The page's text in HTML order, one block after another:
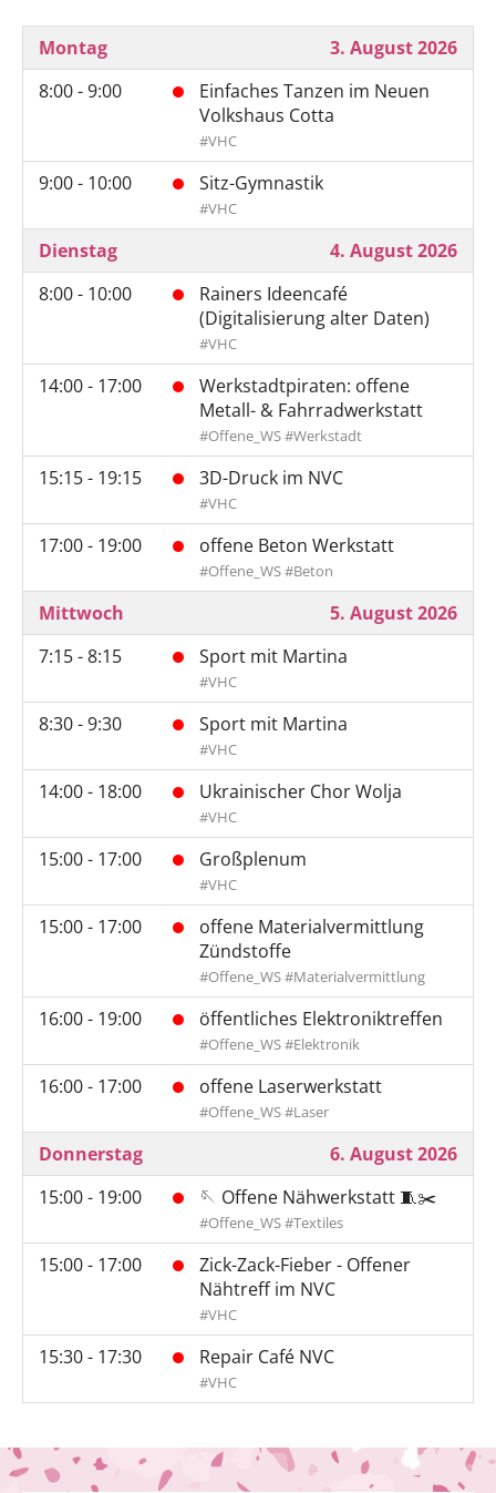
Montag
3. August 2026
8:00 - 9:00
Einfaches Tanzen im Neuen
Volkshaus Cotta
#VHC
9:00 - 10:00 Sitz-Gymnastik
#VHC
Dienstag
4. August 2026
8:00 - 10:00
Rainers Ideencafé
(Digitalisierung alter Daten)
#VHC
14:00 - 17:00
Werkstadtpiraten: offene
Metall- & Fahrradwerkstatt
#Offene_WS #Werkstadt
15:15 - 19:15 3D-Druck im NVC
#VHC
17:00 - 19:00 offene Beton Werkstatt
#Offene_WS #Beton
Mittwoch
5. August 2026
7:15 - 8:15
Sport mit Martina
#VHC
8:30 - 9:30 Sport mit Martina
#VHC
14:00 - 18:00 Ukrainischer Chor Wolja
#VHC
15:00 - 17:00 Großplenum
#VHC
15:00 - 17:00
offene Materialvermittlung
Zündstoffe
#Offene_WS #Materialvermittlung
16:00 - 19:00 öffentliches Elektroniktreffen
#Offene_WS #Elektronik
16:00 - 17:00 offene Laserwerkstatt
#Offene_WS #Laser
Donnerstag
6. August 2026
15:00 - 19:00
🪡 Offene Nähwerkstatt 🧵✂️
#Offene_WS #Textiles
15:00 - 17:00
Zick-Zack-Fieber - Offener
Nähtreff im NVC
#VHC
15:30 - 17:30 Repair Café NVC
#VHC